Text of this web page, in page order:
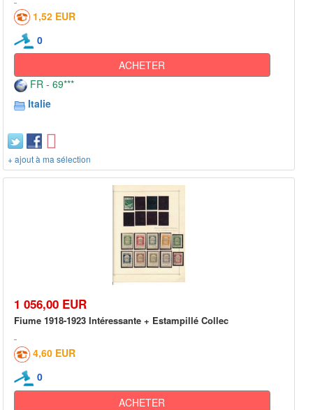
1,52 EUR
0
ACHETER
FR - 69***
Italie
+ ajout à ma sélection
1 056,00 EUR
Fiume 1918-1923 Intéressante + Estampillé Collec
4,60 EUR
0
ACHETER